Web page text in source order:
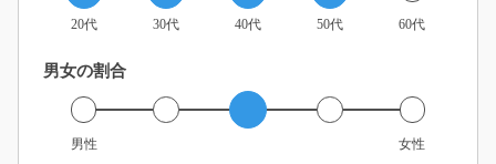
20代 30代 40代 50代 60代
男女の割合
男性 女性